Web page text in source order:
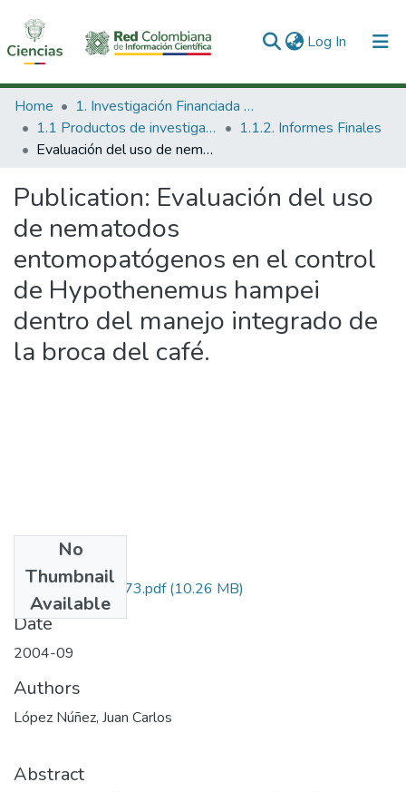
Log In (current)
Communities & Collections
All of DSpace
Home
1. Investigación Financiada con Recursos Públicos
1.1 Productos de investigación
1.1.2. Informes Finales
Evaluación del uso de nematodos entomopatógenos en el control de Hypothenemus hampei dentro del manejo integrado de la broca del café.
Publication: Evaluación del uso
de nematodos
entomopatógenos en el control
de Hypothenemus hampei
dentro del manejo integrado de
la broca del café.
No
Thumbnail
Available
2251-07-12173.pdf(10.26 MB)
Date
2004-09
Authors
López Núñez, Juan Carlos
Abstract